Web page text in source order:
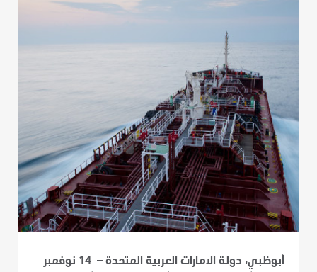
أبوظبي، دولة الامارات العربية المتحدة – 14 نوفمبر